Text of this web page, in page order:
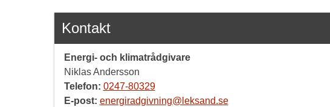
Kontakt
Energi- och klimatrådgivare
Niklas Andersson
Telefon: 0247-80329
E-post: energiradgivning@leksand.se